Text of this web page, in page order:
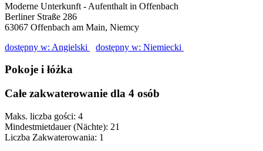
Moderne Unterkunft - Aufenthalt in Offenbach
Berliner Straße 286
63067 Offenbach am Main, Niemcy
dostępny w: Angielski
dostępny w: Niemiecki
Pokoje i łóżka
Całe zakwaterowanie dla 4 osób
Maks. liczba gości: 4
Mindestmietdauer (Nächte): 21
Liczba Zakwaterowania: 1